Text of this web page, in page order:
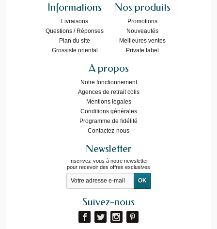
Informations
Livraisons
Questions / Réponses
Plan du site
Grossiste oriental
Nos produits
Promotions
Nouveautés
Meilleures ventes
Private label
A propos
Notre fonctionnement
Agences de retrait colis
Mentions légales
Conditions générales
Programme de fidélité
Contactez-nous
Newsletter
Inscrivez-vous à notre newsletter
pour recevoir des offres exclusives
Suivez-nous